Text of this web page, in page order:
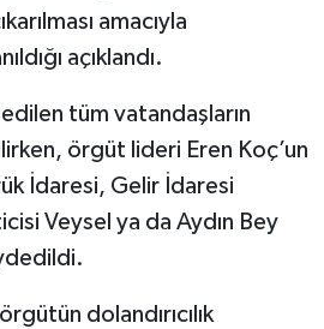
amacıyla
açıklandı.
tüm vatandaşların
örgüt lideri Eren Koç’un
İdaresi, Gelir İdaresi
Veysel ya da Aydın Bey
dolandırıcılık